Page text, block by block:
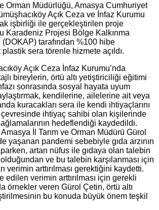
Orman Müdürlüğü, Amasya Cumhuriyet
Açık Ceza ve İnfaz Kurumu
işbirliği ile gerçekleştirilen proje
Karadeniz Projesi Bölge Kalkınma
(DOKAP) tarafından %100 hibe
sera törenle hizmete açıldı.
Açık Ceza İnfaz Kurumu’nda
bireylerin, örtü altı yetiştiriciliği eğitimi
sonrasında sosyal hayata uyum
kendilerine, ailelerine ait veya
kuracakları sera ile kendi ihtiyaçlarını
çevresinde ihtiyaç sahibi olan kişilerinde
hedeflendiği kaydedildi.
İl Tarım ve Orman Müdürü Gürol
yaşanan pandemi sebebiyle gıda arzının
artan nüfus ile gıdaya olan talebin
ve bu talebin karşılanması için
verimin arttırılması gerektiğini kaydetti.
edilen verimin arttırılması için gerekli
örnekler veren Gürol Çetin, örtü altı
bu konuda büyük önem teşkil